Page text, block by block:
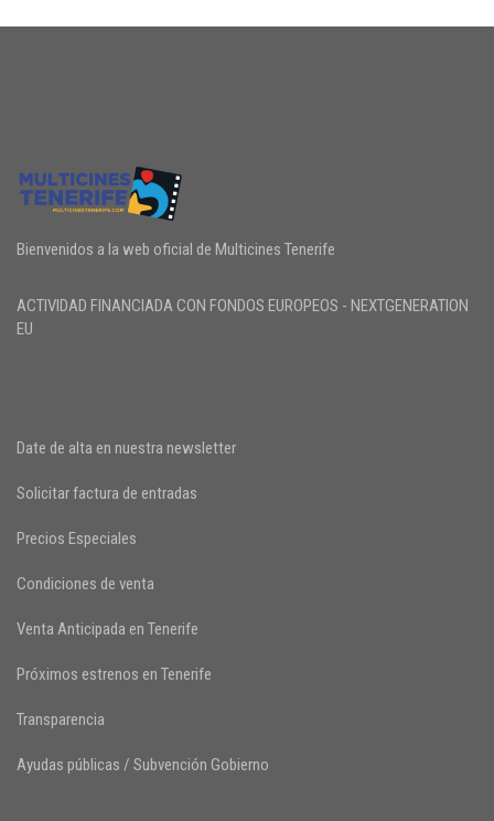
Bienvenidos a la web oficial de Multicines Tenerife
ACTIVIDAD FINANCIADA CON FONDOS EUROPEOS - NEXTGENERATION
EU
Date de alta en nuestra newsletter
Solicitar factura de entradas
Precios Especiales
Condiciones de venta
Venta Anticipada en Tenerife
Próximos estrenos en Tenerife
Transparencia
Ayudas públicas / Subvención Gobierno